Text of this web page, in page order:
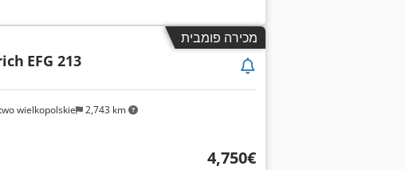
מכירה פומבית
wielkopolskie 2,743 km
EFG 213
‏4,750 ‏€